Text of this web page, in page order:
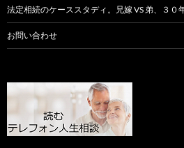
法定相続のケーススタディ。兄嫁 VS 弟、３０
お問い合わせ